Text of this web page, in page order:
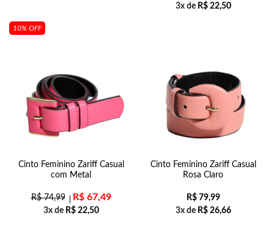
3x de R$22,50
10% OFF
Cinto Feminino Zariff Casual
com Metal
R$74,99 R$67,49
3x de R$22,50
Cinto Feminino Zariff Casual
Rosa Claro
R$79,99
3x de R$26,66